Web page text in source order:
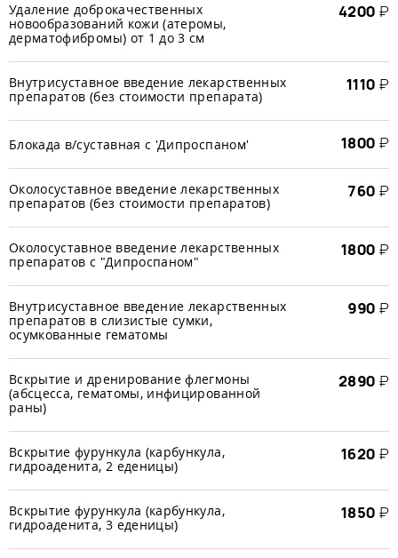
Удаление доброкачественных
новообразований кожи (атеромы,
дерматофибромы) от 1 до 3 см
4200 ₽
Внутрисуставное введение лекарственных
препаратов (без стоимости препарата)
1110 ₽
Блокада в/суставная с 'Дипроспаном' 1800 ₽
Околосуставное введение лекарственных
препаратов (без стоимости препаратов)
760 ₽
Околосуставное введение лекарственных
препаратов с "Дипроспаном"
1800 ₽
Внутрисуставное введение лекарственных
препаратов в слизистые сумки,
осумкованные гематомы
990 ₽
Вскрытие и дренирование флегмоны
(абсцесса, гематомы, инфицированной
раны)
2890 ₽
Вскрытие фурункула (карбункула,
гидроаденита, 2 еденицы)
1620 ₽
Вскрытие фурункула (карбункула,
гидроаденита, 3 еденицы)
1850 ₽